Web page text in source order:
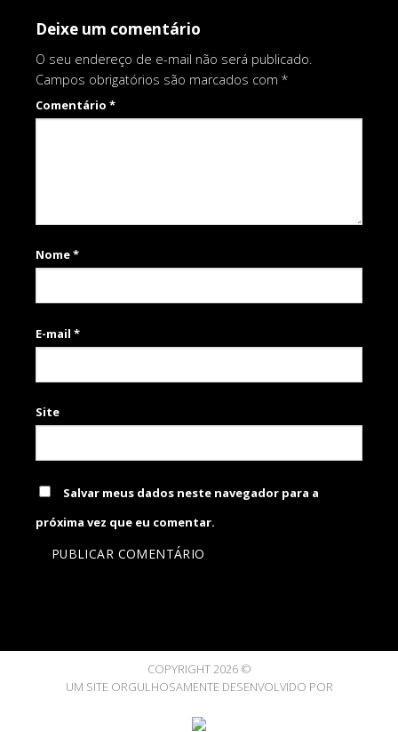
Deixe um comentário
O seu endereço de e-mail não será publicado.
Campos obrigatórios são marcados com *
Comentário *
Nome*
E-mail *
Site
Salvar meus dados neste navegador para a
próxima vez que eu comentar.
COPYRIGHT 2026 ©
UM SITE ORGULHOSAMENTE DESENVOLVIDO POR